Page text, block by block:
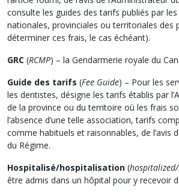
consulte les guides des tarifs publiés par
nationales, provinciales ou territoriales des
déterminer ces frais, le cas échéant).
GRC (RCMP) – la Gendarmerie royale du
Guide des tarifs (Fee Guide) – Pour les
les dentistes, désigne les tarifs établis par
de la province ou du territoire où les frais
l’absence d’une telle association, tarifs
comme habituels et raisonnables, de l’avis
du Régime.
Hospitalisé/hospitalisation (
être admis dans un hôpital pour y recevoir